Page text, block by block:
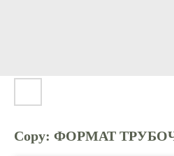
Copy: ФОРМАТ